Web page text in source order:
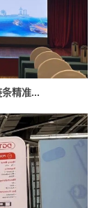
条精准...